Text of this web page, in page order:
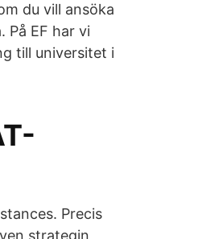
du vill ansöka
EF har vi
till universitet i
Precis
strategin